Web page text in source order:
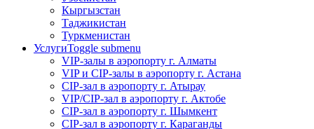
Кыргызстан
Таджикистан
Туркменистан
УслугиToggle submenu
VIP-залы в аэропорту г. Алматы
VIP и CIP-залы в аэропорту г. Астана
CIP-зал в аэропорту г. Атырау
VIP/CIP-зал в аэропорту г. Актобе
CIP-зал в аэропорту г. Шымкент
CIP-зал в аэропорту г. Караганды